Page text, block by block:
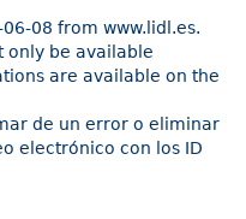
08 from www.lidl.es.
only be available
are available on the
de un error o eliminar
electrónico con los ID